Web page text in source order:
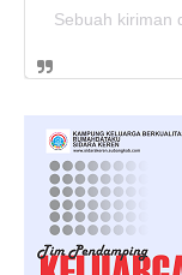
Sebuah kiriman